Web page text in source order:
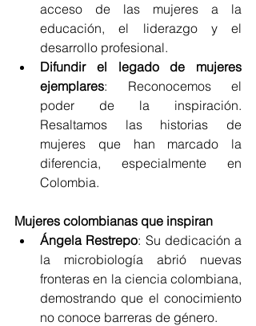
acceso de las mujeres a la
educación, el liderazgo y el
desarrollo profesional.
Difundir el legado de mujeres
ejemplares: Reconocemos el
poder de la inspiración.
Resaltamos las historias de
mujeres que han marcado la
diferencia, especialmente en
Colombia.
Mujeres colombianas que inspiran
Ángela Restrepo: Su dedicación a
la microbiología abrió nuevas
fronteras en la ciencia colombiana,
demostrando que el conocimiento
no conoce barreras de género.